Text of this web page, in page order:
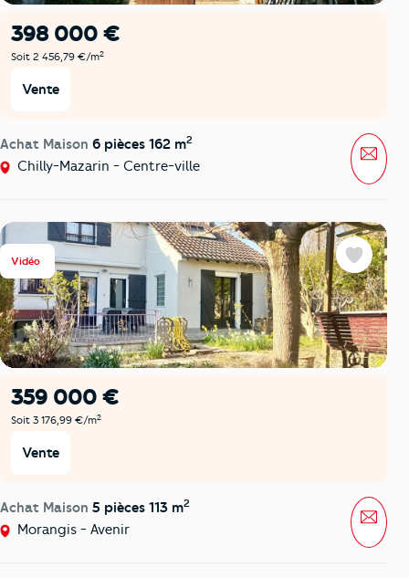
398 000 €
Soit 2 456,79 €/m2
Vente
Achat Maison 6 pièces 162 m2
Chilly-Mazarin - Centre-ville
Vidéo
359 000 €
Soit 3 176,99 €/m2
Vente
Achat Maison 5 pièces 113 m2
Morangis - Avenir
Favoris